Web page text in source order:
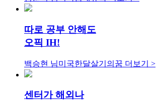
따로 공부 안해도
오픽 IH!
백승현 님미국한달살기의꿈 더보기 >
센터가 해외나